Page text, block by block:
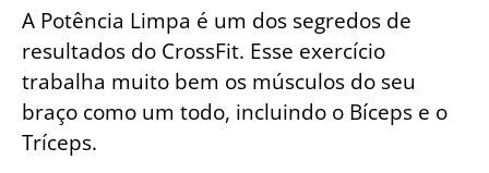
A Potência Limpa é um dos segredos de
resultados do CrossFit. Esse exercício
trabalha muito bem os músculos do seu
braço como um todo, incluindo o Bíceps e o
Tríceps.